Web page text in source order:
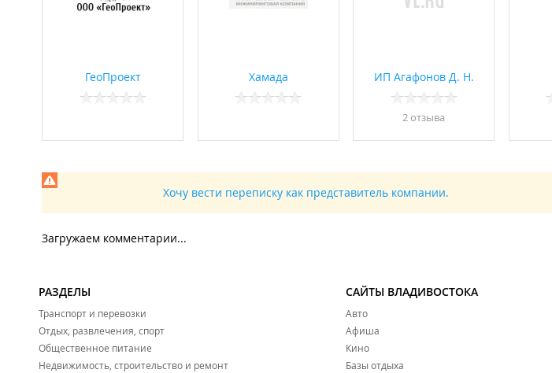
ГеоПроект Хамада ИП Агафонов Д. Н.
2 отзывa
Хочу вести переписку как представитель компании.
Загружаем комментарии...
РАЗДЕЛЫ
Транспорт и перевозки
Отдых, развлечения, спорт
Общественное питание
Недвижимость, строительство и ремонт
САЙТЫ ВЛАДИВОСТОКА
Авто
Афиша
Кино
Базы отдыха